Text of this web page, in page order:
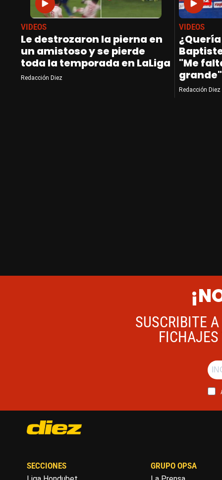
VIDEOS
Le destrozaron la pierna en
un amistoso y se pierde
toda la temporada en LaLiga
Redacción Diez
VIDEOS
"Me
grande"
Redacción Diez
SUSCRIBITE
SECCIONES
GRUPO OPSA